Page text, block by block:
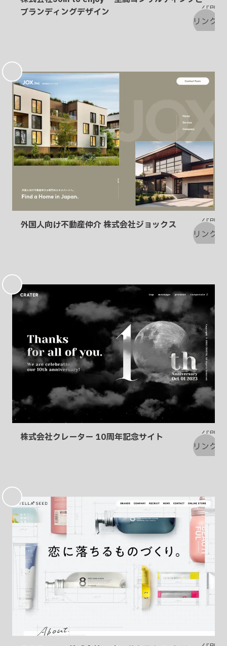
ブランディングデザイン
外国人向け不動産仲介 株式会社ジョックス
気
入
株式会社クレーター 10周年記念サイト
気
入
り
気
入
り